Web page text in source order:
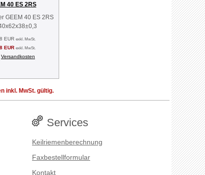
40 ES 2RS
GEEM 40 ES 2RS
EUR exkl. MwSt.
EUR exkl. MwSt.
Versandkosten
inkl. MwSt. gültig.
Services
Keilriemenberechnung
Faxbestellformular
Kontakt